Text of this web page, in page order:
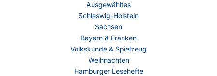
Ausgewähltes
Schleswig-Holstein
Sachsen
Bayern & Franken
Volkskunde & Spielzeug
Weihnachten
Hamburger Lesehefte